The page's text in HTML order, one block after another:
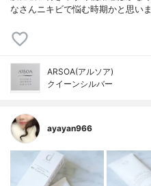
なさんニキビで悩む時期かと思い
ARSOA(アルソア)
クイーンシルバー
ayayan966